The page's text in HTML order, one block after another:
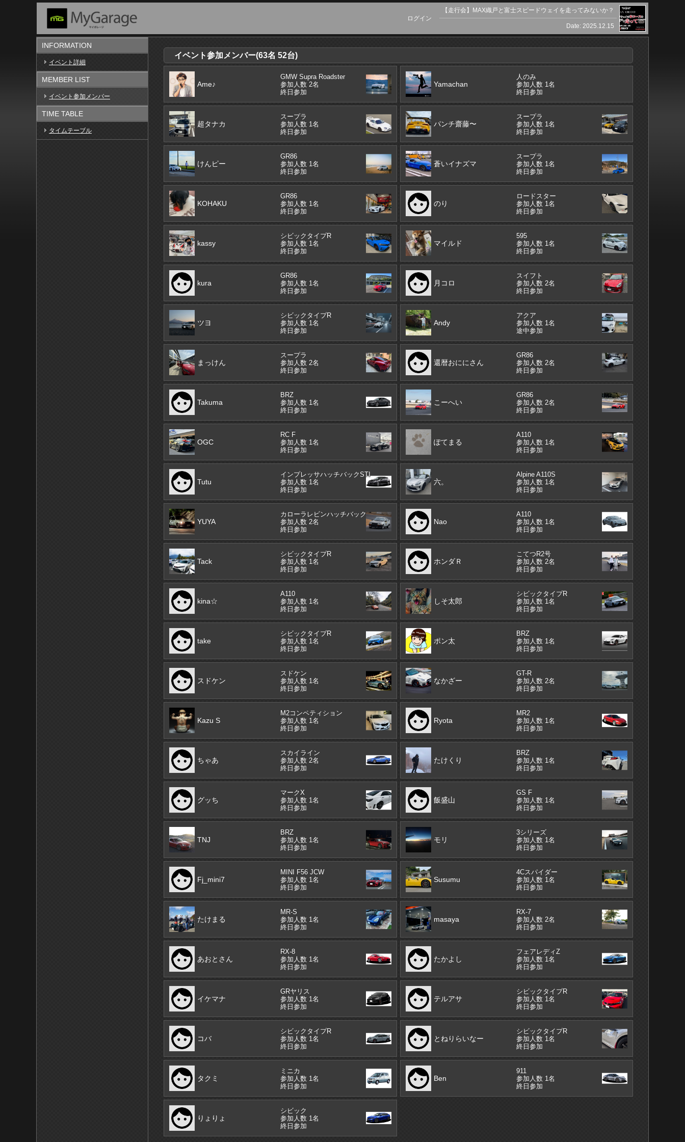
ログイン
【走行会】MAX織戸と富士スピードウェイを走ってみないか？
Date: 2025.12.15
INFORMATION
イベント詳細
MEMBER LIST
イベント参加メンバー
TIME TABLE
タイムテーブル
イベント参加メンバー(63名 52台)
Ame♪
GMW Supra Roadster
参加人数 2名
終日参加
Yamachan
人のみ
参加人数 1名
終日参加
超タナカ
スープラ
参加人数 1名
終日参加
パンチ齋藤〜
スープラ
参加人数 1名
終日参加
けんピー
GR86
参加人数 1名
終日参加
蒼いイナズマ
スープラ
参加人数 1名
終日参加
KOHAKU
GR86
参加人数 1名
終日参加
のり
ロードスター
参加人数 1名
終日参加
kassy
シビックタイプR
参加人数 1名
終日参加
マイルド
595
参加人数 1名
終日参加
kura
GR86
参加人数 1名
終日参加
月コロ
スイフト
参加人数 2名
終日参加
ツヨ
シビックタイプR
参加人数 1名
終日参加
Andy
アクア
参加人数 1名
途中参加
まっけん
スープラ
参加人数 2名
終日参加
還暦おににさん
GR86
参加人数 2名
終日参加
Takuma
BRZ
参加人数 1名
終日参加
こーへい
GR86
参加人数 2名
終日参加
OGC
RC F
参加人数 1名
終日参加
ぽてまる
A110
参加人数 1名
終日参加
Tutu
インプレッサハッチバックSTI
参加人数 1名
終日参加
六。
Alpine A110S
参加人数 1名
終日参加
YUYA
カローラレビンハッチバック
参加人数 2名
終日参加
Nao
A110
参加人数 1名
終日参加
Tack
シビックタイプR
参加人数 1名
終日参加
ホンダＲ
こてつR2号
参加人数 2名
終日参加
kina☆
A110
参加人数 1名
終日参加
しそ太郎
シビックタイプR
参加人数 1名
終日参加
take
シビックタイプR
参加人数 1名
終日参加
ポン太
BRZ
参加人数 1名
終日参加
スドケン
スドケン
参加人数 1名
終日参加
なかざー
GT-R
参加人数 2名
終日参加
Kazu S
M2コンペティション
参加人数 1名
終日参加
Ryota
MR2
参加人数 1名
終日参加
ちゃあ
スカイライン
参加人数 2名
終日参加
たけくり
BRZ
参加人数 1名
終日参加
グッち
マークX
参加人数 1名
終日参加
飯盛山
GS F
参加人数 1名
終日参加
TNJ
BRZ
参加人数 1名
終日参加
モリ
3シリーズ
参加人数 1名
終日参加
Fj_mini7
MINI F56 JCW
参加人数 1名
終日参加
Susumu
4Cスパイダー
参加人数 1名
終日参加
たけまる
MR-S
参加人数 1名
終日参加
masaya
RX-7
参加人数 2名
終日参加
あおとさん
RX-8
参加人数 1名
終日参加
たかよし
フェアレディZ
参加人数 1名
終日参加
イケマナ
GRヤリス
参加人数 1名
終日参加
テルアサ
シビックタイプR
参加人数 1名
終日参加
コバ
シビックタイプR
参加人数 1名
終日参加
とねりらいなー
シビックタイプR
参加人数 1名
終日参加
タクミ
ミニカ
参加人数 1名
終日参加
Ben
911
参加人数 1名
終日参加
りょりょ
シビック
参加人数 1名
終日参加